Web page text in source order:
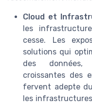
Cloud et
les
cesse. Les
solutions qui
des données,
croissantes des
fervent adepte
les